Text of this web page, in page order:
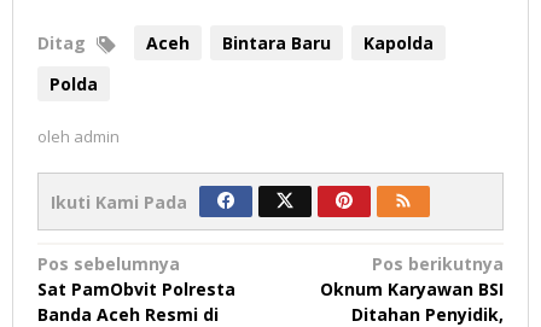
Ditag Aceh Bintara Baru
Kapolda
Polda
oleh admin
Ikuti Kami Pada
Navigasi
pos
Pos sebelumnya
Sat PamObvit Polresta
Banda Aceh Resmi di
Pos berikutnya
Oknum Karyawan BSI
Ditahan Penyidik,